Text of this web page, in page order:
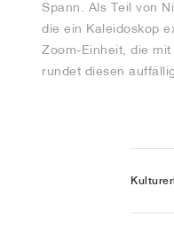
Spann. Als Teil von
die ein Kaleidoskop
Zoom-Einheit, die
rundet diesen